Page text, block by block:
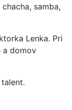
samba,
Lenka. Pri
a domov